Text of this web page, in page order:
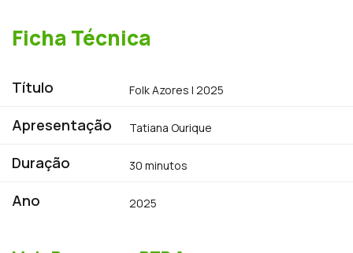
Ficha Técnica
Título Folk Azores | 2025
Apresentação Tatiana Ourique
Duração 30 minutos
Ano 2025